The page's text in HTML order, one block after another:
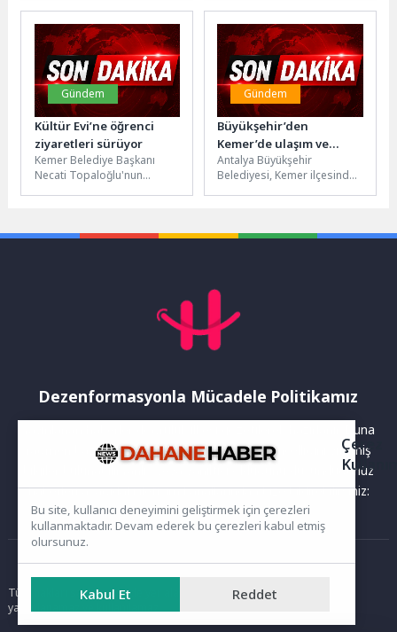
Büyükşehir Belediye
Başkanı...
düzenlenen ALIS26’nın,
teması “Onkoloji Evreni”
oldu....
Gündem
Kültür Evi’ne öğrenci
ziyaretleri sürüyor
Kemer Belediye Başkanı
Necati Topaloğlu'nun
Kültür...
Gündem
Büyükşehir’den
Kemer’de ulaşım ve
çevre düzenlemelerine
yönelik çalışma
Antalya Büyükşehir
Belediyesi, Kemer ilçesinde
sürdürebilmeleri...
Dezenformasyonla Mücadele Politikamız
Yayınlanan haberler doğruluk ilkesi gözetilerek hazırlanır. Buna
rağmen bazı içeriklerde eksik, hatalı veya güncelliğini yitirmiş
bilgiler bulunabilir.Yanlış veya yanıltıcı olduğunu düşündüğünüz
haberleri aşağıdaki iletişim kanallarından bize bildirebilirsiniz:
Ana Sayfa
Tüm hakları saklıdır. Sitede yer alan içerikler izinsiz kopyalanamaz,
yayımlanamaz ve kullanılamaz.
Çerez
Bu site, kullanıcı deneyimini geliştirmek için çerezleri
kullanmaktadır. Devam ederek bu çerezleri kabul etmiş
olursunuz.
Kabul Et Reddet